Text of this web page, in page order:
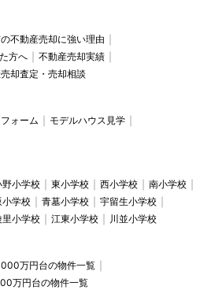
不動産売却に強い理由
方へ
不動産売却実績
却査定・売却相談
ォーム
モデルハウス見学
野小学校 東小学校 西小学校
南小学校
小学校 青墓小学校
宇留生小学校
里小学校 江東小学校 川並小学校
万円台の物件一覧
万円台の物件一覧